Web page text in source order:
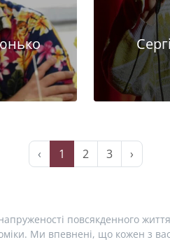
‹ 1 2 3 ›
повсякденного
Ми впевнені, що кожен з вас